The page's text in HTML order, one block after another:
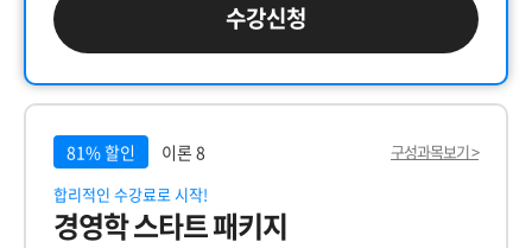
수강신청
81% 할인 이론 8
구성과목보기 >
합리적인 수강료로 시작!
경영학 스타트 패키지